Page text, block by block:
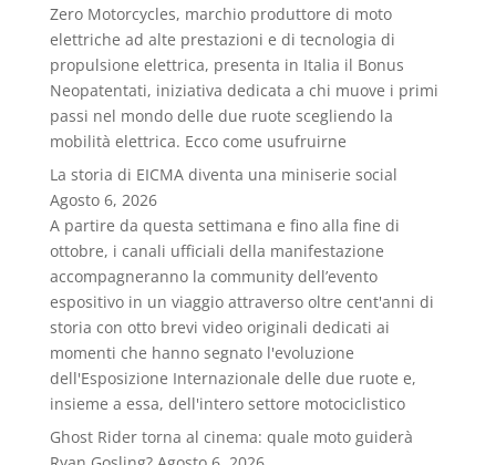
Zero Motorcycles, marchio produttore di moto
elettriche ad alte prestazioni e di tecnologia di
propulsione elettrica, presenta in Italia il Bonus
Neopatentati, iniziativa dedicata a chi muove i primi
passi nel mondo delle due ruote scegliendo la
mobilità elettrica. Ecco come usufruirne
La storia di EICMA diventa una miniserie social
Agosto 6, 2026
A partire da questa settimana e fino alla fine di
ottobre, i canali ufficiali della manifestazione
accompagneranno la community dell’evento
espositivo in un viaggio attraverso oltre cent'anni di
storia con otto brevi video originali dedicati ai
momenti che hanno segnato l'evoluzione
dell'Esposizione Internazionale delle due ruote e,
insieme a essa, dell'intero settore motociclistico
Ghost Rider torna al cinema: quale moto guiderà